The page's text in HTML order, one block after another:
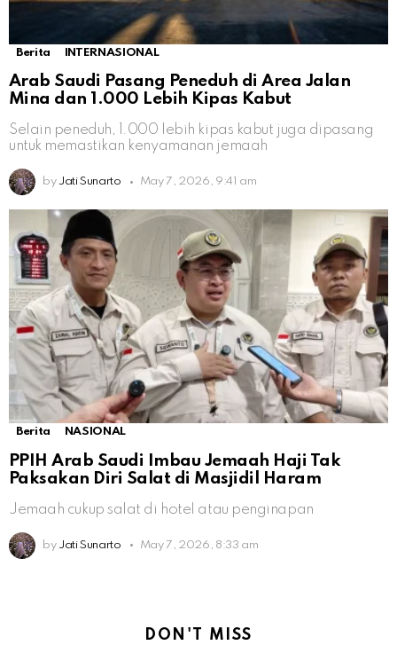
Berita INTERNASIONAL
Arab Saudi Pasang Peneduh di Area Jalan
Mina dan 1.000 Lebih Kipas Kabut
Selain peneduh, 1.000 lebih kipas kabut juga dipasang
untuk memastikan kenyamanan jemaah
by Jati Sunarto May 7, 2026, 9:41 am
Berita NASIONAL
PPIH Arab Saudi Imbau Jemaah Haji Tak
Paksakan Diri Salat di Masjidil Haram
Jemaah cukup salat di hotel atau penginapan
by Jati Sunarto May 7, 2026, 8:33 am
DON'T MISS